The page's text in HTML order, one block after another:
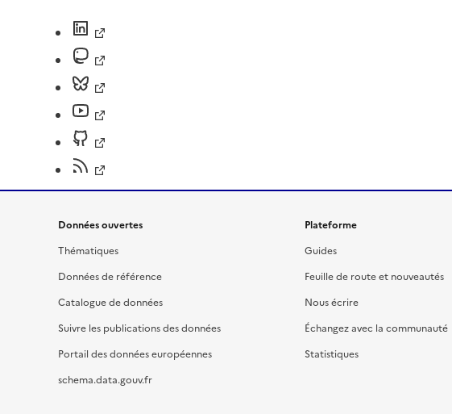
Données ouvertes
Thématiques
Données de référence
Catalogue de données
Suivre les publications des données
Portail des données européennes
schema.data.gouv.fr
Plateforme
Guides
Feuille de route et nouveautés
Nous écrire
Échangez avec la communauté
Statistiques